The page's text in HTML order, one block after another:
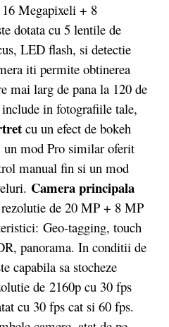
16 Megapixeli + 8
dotata cu 5 lentile de
LED flash, si detectie
iti permite obtinerea
mai larg de pana la 120 de
in fotografiile tale,
cu un efect de bokeh
un mod Pro similar oferit
manual fin si un mod
Camera principala
de 20 MP + 8 MP
Geo-tagging, touch
panorama. In conditii de
capabila sa stocheze
de 2160p cu 30 fps
cu 30 fps cat si 60 fps.